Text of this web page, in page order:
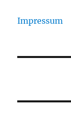
Impressum